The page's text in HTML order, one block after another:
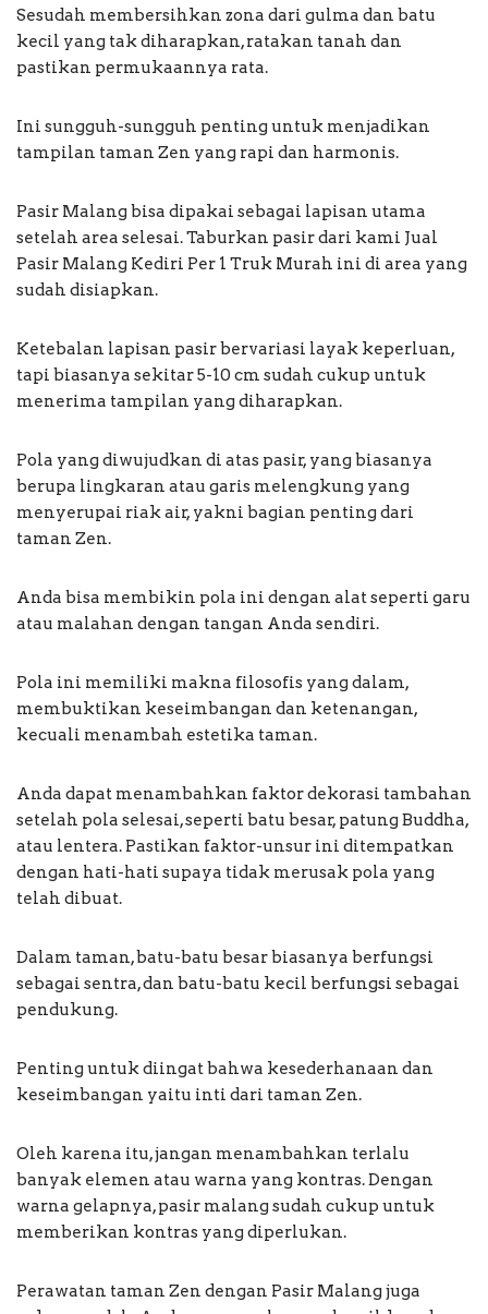
Sesudah membersihkan zona dari gulma dan batu
kecil yang tak diharapkan, ratakan tanah dan
pastikan permukaannya rata.
Ini sungguh-sungguh penting untuk menjadikan
tampilan taman Zen yang rapi dan harmonis.
Pasir Malang bisa dipakai sebagai lapisan utama
setelah area selesai. Taburkan pasir dari kami Jual
Pasir Malang Kediri Per 1 Truk Murah ini di area yang
sudah disiapkan.
Ketebalan lapisan pasir bervariasi layak keperluan,
tapi biasanya sekitar 5-10 cm sudah cukup untuk
menerima tampilan yang diharapkan.
Pola yang diwujudkan di atas pasir, yang biasanya
berupa lingkaran atau garis melengkung yang
menyerupai riak air, yakni bagian penting dari
taman Zen.
Anda bisa membikin pola ini dengan alat seperti garu
atau malahan dengan tangan Anda sendiri.
Pola ini memiliki makna filosofis yang dalam,
membuktikan keseimbangan dan ketenangan,
kecuali menambah estetika taman.
Anda dapat menambahkan faktor dekorasi tambahan
setelah pola selesai, seperti batu besar, patung Buddha,
atau lentera. Pastikan faktor-unsur ini ditempatkan
dengan hati-hati supaya tidak merusak pola yang
telah dibuat.
Dalam taman, batu-batu besar biasanya berfungsi
sebagai sentra, dan batu-batu kecil berfungsi sebagai
pendukung.
Penting untuk diingat bahwa kesederhanaan dan
keseimbangan yaitu inti dari taman Zen.
Oleh karena itu, jangan menambahkan terlalu
banyak elemen atau warna yang kontras. Dengan
warna gelapnya, pasir malang sudah cukup untuk
memberikan kontras yang diperlukan.
Perawatan taman Zen dengan Pasir Malang juga